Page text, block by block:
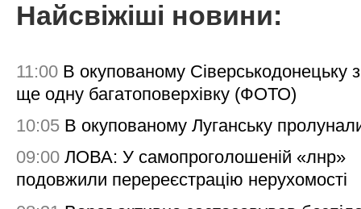
Найсвіжіші новини:
11:00 В окупованому Сіверськодонецьку
ще одну багатоповерхівку (ФОТО)
10:05 В окупованому Луганську
09:00 ЛОВА: У самопроголошеній «лнр»
подовжили перереєстрацію нерухомості